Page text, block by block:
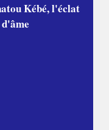
Kébé, l'éclat